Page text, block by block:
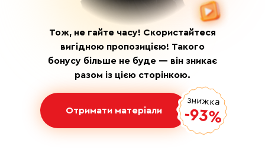
Отримати матеріали
знижка
-93%
Тож, не гайте часу! Скористайтеся
вигідною пропозицією! Такого
бонусу більше не буде — він зникає
разом із цією сторінкою.
DEVO SOLUTIONS Inc
2093 PHILADELPHIA PIKE
CLAYMONT, DE 19703